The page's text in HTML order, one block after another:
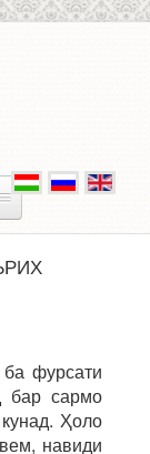
фурсати
бар сармо
Ҳоло
навиди